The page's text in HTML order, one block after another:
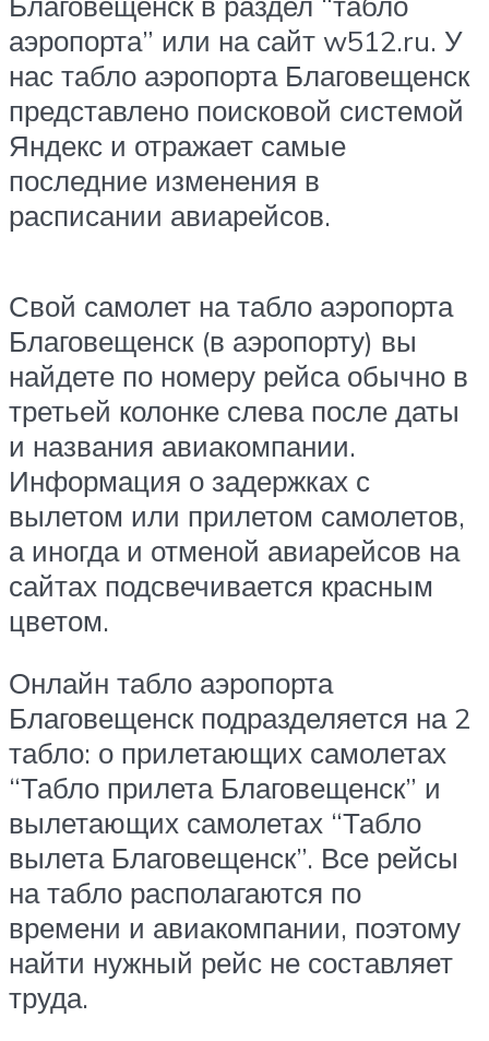
аэропорта” или на сайт w512.ru. У
нас табло аэропорта Благовещенск
представлено поисковой системой
Яндекс и отражает самые
последние изменения в
расписании авиарейсов.
Свой самолет на табло аэропорта
Благовещенск (в аэропорту) вы
найдете по номеру рейса обычно в
третьей колонке слева после даты
и названия авиакомпании.
Информация о задержках с
вылетом или прилетом самолетов,
а иногда и отменой авиарейсов на
сайтах подсвечивается красным
цветом.
Онлайн табло аэропорта
Благовещенск подразделяется на 2
табло: о прилетающих самолетах
“Табло прилета Благовещенск” и
вылетающих самолетах “Табло
вылета Благовещенск”. Все рейсы
на табло располагаются по
времени и авиакомпании, поэтому
найти нужный рейс не составляет
труда.